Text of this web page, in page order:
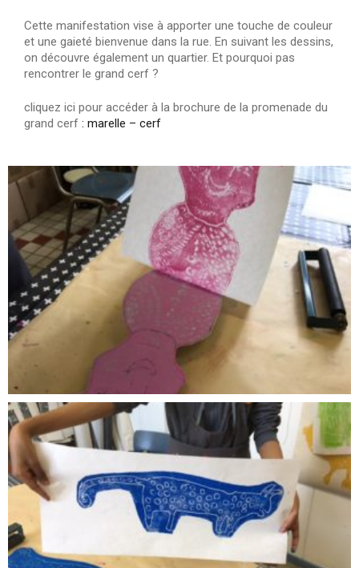
Cette manifestation vise à apporter une touche de couleur
et une gaieté bienvenue dans la rue. En suivant les dessins,
on découvre également un quartier. Et pourquoi pas
rencontrer le grand cerf ?
cliquez ici pour accéder à la brochure de la promenade du
grand cerf : marelle – cerf